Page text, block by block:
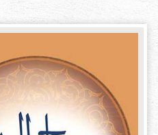
ای
فاطمه
میرزایی
سی